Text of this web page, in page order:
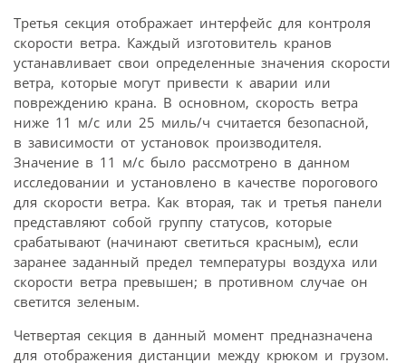
Третья секция отображает интерфейс для контроля
скорости ветра. Каждый изготовитель кранов
устанавливает свои определенные значения скорости
ветра, которые могут привести к аварии или
повреждению крана. В основном, скорость ветра
ниже 11 м/с или 25 миль/ч считается безопасной,
в зависимости от установок производителя.
Значение в 11 м/с было рассмотрено в данном
исследовании и установлено в качестве порогового
для скорости ветра. Как вторая, так и третья панели
представляют собой группу статусов, которые
срабатывают (начинают светиться красным), если
заранее заданный предел температуры воздуха или
скорости ветра превышен; в противном случае он
светится зеленым.
Четвертая секция в данный момент предназначена
для отображения дистанции между крюком и грузом.